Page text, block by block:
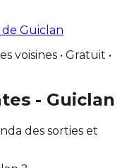
Guiclan
voisines • Gratuit •
- Guiclan
des sorties et